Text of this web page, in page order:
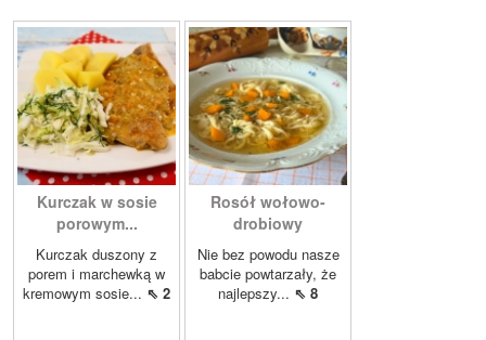
Kurczak w sosie
porowym...
Kurczak duszony z
porem i marchewką w
kremowym sosie... ⇖ 2
Rosół wołowo-
drobiowy
Nie bez powodu nasze
babcie powtarzały, że
najlepszy... ⇖ 8